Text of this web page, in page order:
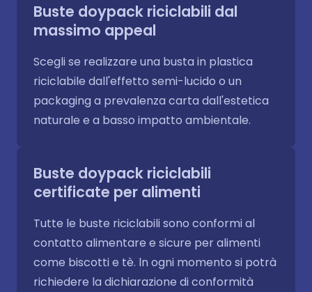
Buste doypack riciclabili dal
massimo appeal
Scegli se realizzare una busta in plastica
riciclabile dall'effetto semi-lucido o un
packaging a prevalenza carta dall'estetica
naturale e a basso impatto ambientale.
Buste doypack riciclabili
certificate per alimenti
Tutte le buste riciclabili sono conformi al
contatto alimentare e sicure per alimenti
come biscotti e tè. ln ogni momento si potrà
richiedere la dichiarazione di conformità